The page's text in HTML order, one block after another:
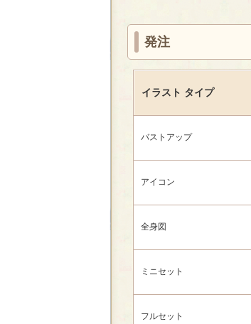
発注
イラスト タイプ
バストアップ
アイコン
全身図
ミニセット
フルセット